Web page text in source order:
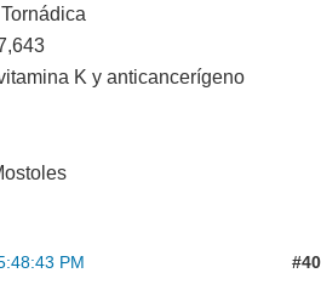
K y anticancerígeno
PM #40